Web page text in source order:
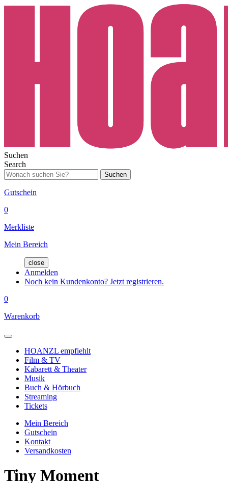
Suchen
Search
Suchen
Gutschein
0
Merkliste
Mein Bereich
close
Anmelden
Noch kein Kundenkonto? Jetzt registrieren.
0
Warenkorb
HOANZL empfiehlt
Film & TV
Kabarett & Theater
Musik
Buch & Hörbuch
Streaming
Tickets
Mein Bereich
Gutschein
Kontakt
Versandkosten
Tiny Moment